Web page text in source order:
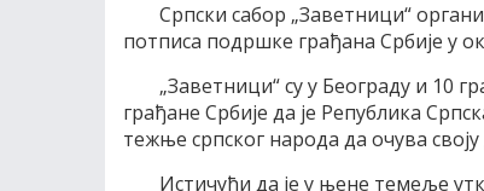
Српски сабор „Заветници“
потписа подршке грађана Србије у
„Заветници“ су у Београду и 10
грађане Србије да је Република
тежње српског народа да очува
Истичући да је у њене темеље